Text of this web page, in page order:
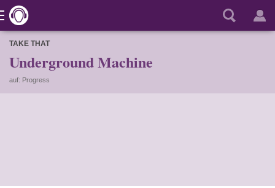
TAKE THAT
Underground Machine
auf: Progress